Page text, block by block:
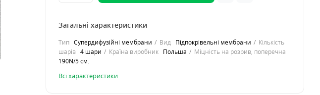
Загальні характеристики
Тип Супердифузійні мембрани Вид Підпокрівельні мембрани
Кількість
шарів 4 шари Країна виробник Польша
Міцність на розрив, поперечна
190N/5 см.
Всі характеристики